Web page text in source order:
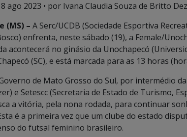
ago 2023 • por Ivana Claudia Souza de Britto
(MS) – A Serc/UCDB (Sociedade Esportiva
enfrenta, neste sábado (19), a Female/
acontecerá no ginásio da Unochapecó
(SC), e está marcada para as 13 horas
de Mato Grosso do Sul, por intermédio
e Setescc (Secretaria de Estado de Turismo,
a vitória, pela nona rodada, para continuar
é a primeira vez que um clube do estado
do futsal feminino brasileiro.